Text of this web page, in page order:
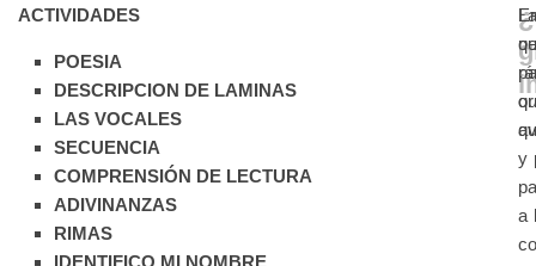
y
a
ACTIVIDADES
POESIA
DESCRIPCION DE LAMINAS
LAS VOCALES
SECUENCIA
COMPRENSIÓN DE LECTURA
ADIVINANZAS
RIMAS
IDENTIFICO MI NOMBRE